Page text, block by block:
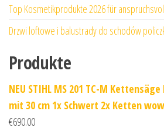
Top Kosmetikprodukte 2026 für
Drzwi loftowe i balustrady do schodów
Produkte
NEU STIHL MS 201 TC-M
mit 30 cm 1x Schwert 2x Ketten
€690.00